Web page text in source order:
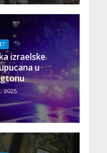
izraelske
u
2025